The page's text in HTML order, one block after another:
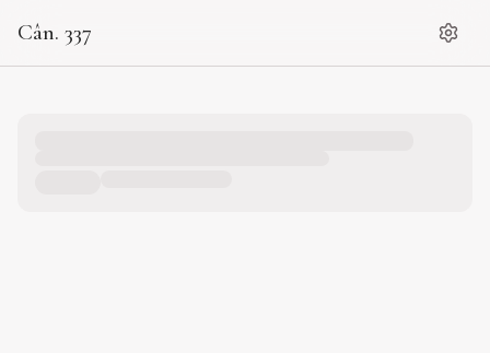
Cân. 337